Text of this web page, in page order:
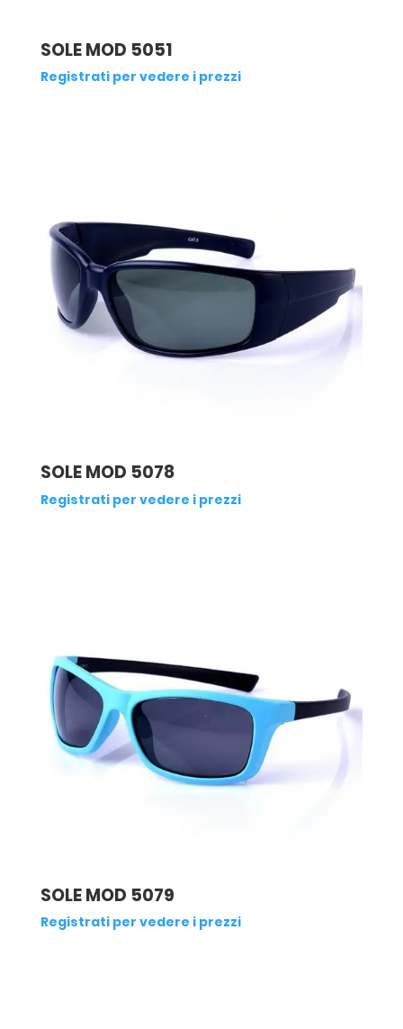
SOLE MOD 5051
Registrati per vedere i prezzi
SOLE MOD 5078
Registrati per vedere i prezzi
SOLE MOD 5079
Registrati per vedere i prezzi